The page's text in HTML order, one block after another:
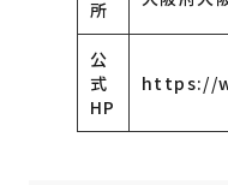
所
公
式
HP
https://